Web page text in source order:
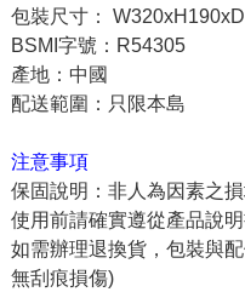
包裝尺寸：
BSMI字號：R54305
產地：中國
配送範圍：只限本島
注意事項
保固說明：非人為因素之
使用前請確實遵從產品說
如需辦理退換貨，包裝與
無刮痕損傷)